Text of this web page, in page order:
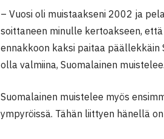
– Vuosi oli muistaakseni 2002 ja
soittaneen minulle kertoakseen,
ennakkoon kaksi paitaa päällekkäin
olla valmiina, Suomalainen muistelee.
Suomalainen muistelee myös
ympyröissä. Tähän liittyen hänellä